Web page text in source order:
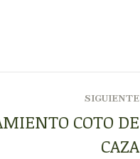
SIGUIENTE
COTO DE
CAZA